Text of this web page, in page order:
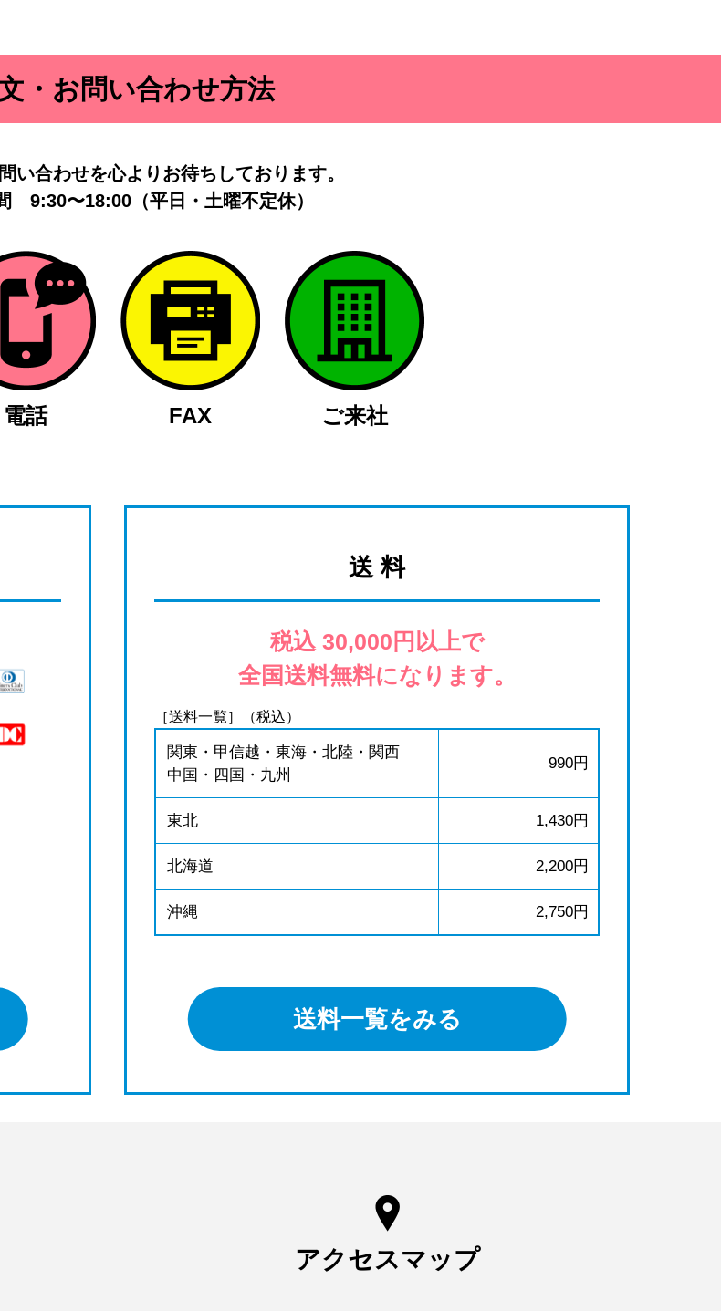
・お問い合わせ方法
い合わせを心よりお待ちしております。
9:30〜18:00（平日・土曜不定休）
電話 FAX ご来社
送 料
税込 30,000円以上で
全国送料無料になります。
［送料一覧］（税込）
関東・甲信越・東海・北陸・関西
中国・四国・九州
990円
東北 1,430円
北海道 2,200円
沖縄 2,750円
送料一覧をみる
アクセスマップ